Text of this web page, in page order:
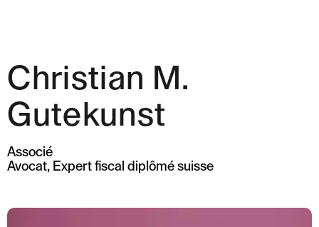
Compétences
Équipe
Actualités et
Insights
À propos de nous
Christian M.
Gutekunst
Associé
Avocat, Expert fiscal diplômé suisse